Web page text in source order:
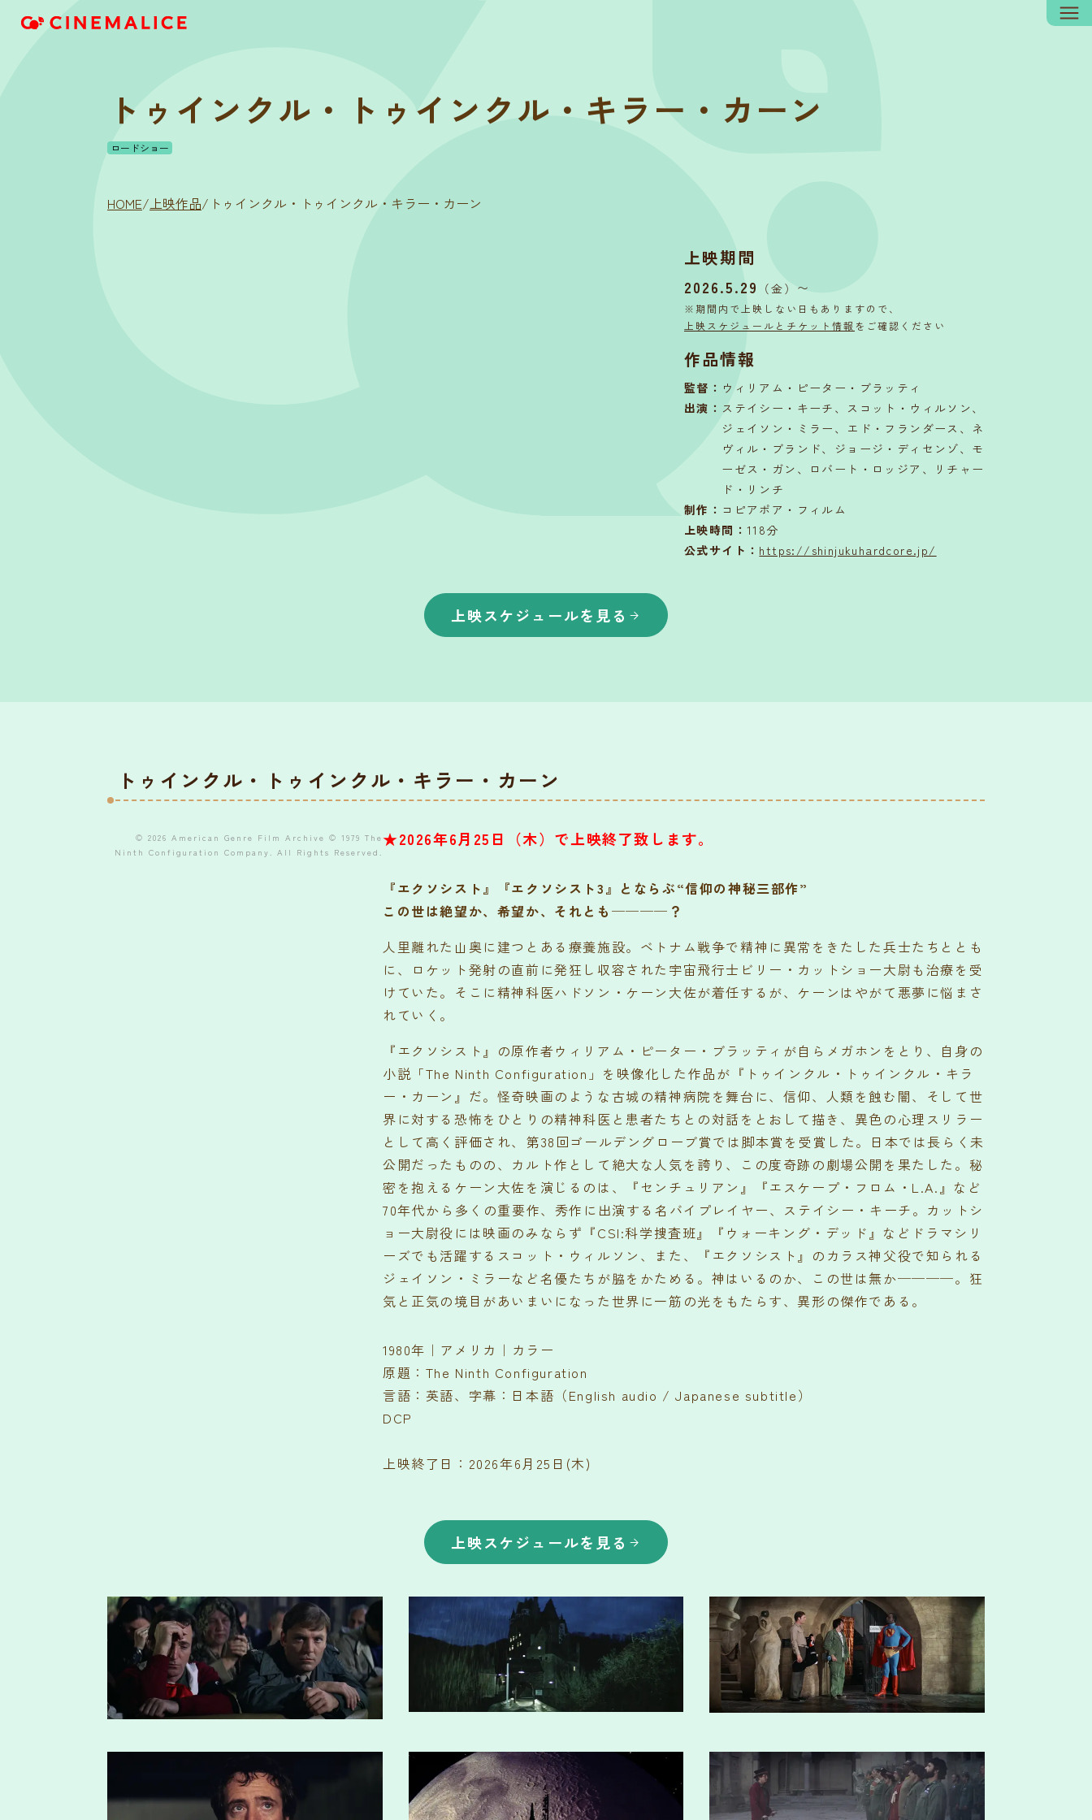
トゥインクル・トゥインクル・キラー・カーン
ロードショー
HOME/上映作品/ トゥインクル・トゥインクル・キラー・カーン
上映期間
2026.5.29 （金） 〜
※期間内で上映しない日もありますので、
上映スケジュールとチケット情報 をご確認ください
作品情報
監督 ： ウィリアム・ピーター・ブラッティ
出演 ： ステイシー・キーチ、スコット・ウィルソン、
ジェイソン・ミラー、エド・フランダース、ネ
ヴィル・ブランド、ジョージ・ディセンゾ、モ
ーゼス・ガン、ロバート・ロッジア、リチャー
ド・リンチ
制作 ： コピアポア・フィルム
上映時間 ：118分
公式サイト： https://shinjukuhardcore.jp/
上映スケジュールを見る
トゥインクル・トゥインクル・キラー・カーン
© 2026 American Genre Film Archive © 1979 The
Ninth Configuration Company. All Rights Reserved.
★2026年6月25日（木）で上映終了致します。
『エクソシスト』『エクソシスト3』とならぶ“信仰の神秘三部作”
この世は絶望か、希望か、それとも────？
人里離れた山奥に建つとある療養施設。ベトナム戦争で精神に異常をきたした兵士たちととも
に、ロケット発射の直前に発狂し収容された宇宙飛行士ビリー・カットショー大尉も治療を受
けていた。そこに精神科医ハドソン・ケーン大佐が着任するが、ケーンはやがて悪夢に悩まさ
れていく。
『エクソシスト』の原作者ウィリアム・ピーター・ブラッティが自らメガホンをとり、自身の
小説「The Ninth Configuration」を映像化した作品が『トゥインクル・トゥインクル・キラ
ー・カーン』だ。怪奇映画のような古城の精神病院を舞台に、信仰、人類を蝕む闇、そして世
界に対する恐怖をひとりの精神科医と患者たちとの対話をとおして描き、異色の心理スリラー
として高く評価され、第38回ゴールデングローブ賞では脚本賞を受賞した。日本では長らく未
公開だったものの、カルト作として絶大な人気を誇り、この度奇跡の劇場公開を果たした。秘
密を抱えるケーン大佐を演じるのは、『センチュリアン』『エスケープ・フロム・L.A.』など
70年代から多くの重要作、秀作に出演する名バイプレイヤー、ステイシー・キーチ。カットシ
ョー大尉役には映画のみならず『CSI:科学捜査班』『ウォーキング・デッド』などドラマシリ
ーズでも活躍するスコット・ウィルソン、また、『エクソシスト』のカラス神父役で知られる
ジェイソン・ミラーなど名優たちが脇をかためる。神はいるのか、この世は無か────。狂
気と正気の境目があいまいになった世界に一筋の光をもたらす、異形の傑作である。
1980年｜アメリカ｜カラー
原題：The Ninth Configuration
言語：英語、字幕：日本語（English audio / Japanese subtitle）
DCP
上映終了日：2026年6月25日(木)
上映スケジュールを見る